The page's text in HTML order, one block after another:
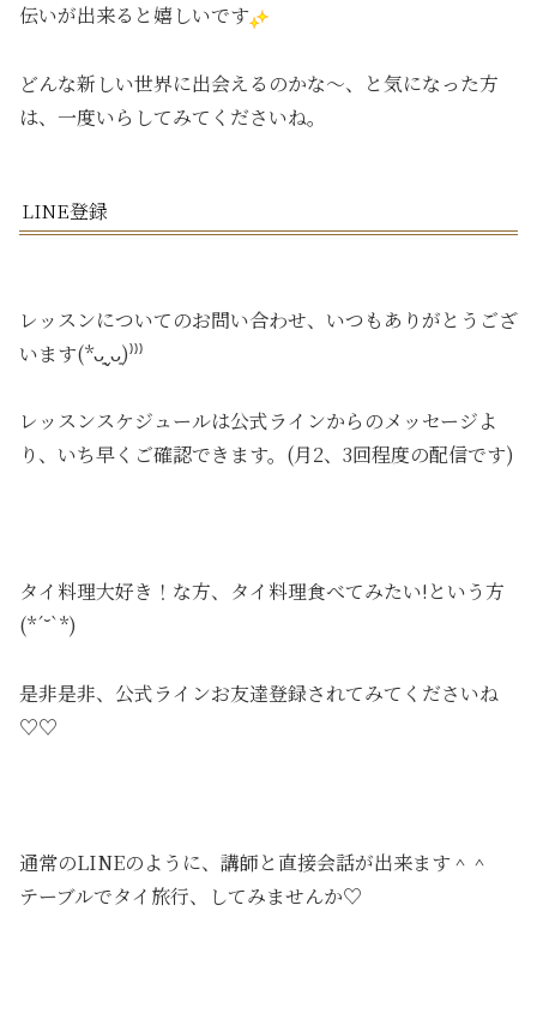
伝いが出来ると嬉しいです
どんな新しい世界に出会えるのかな～、と気になった方
は、一度いらしてみてくださいね。
LINE登録
レッスンについてのお問い合わせ、いつもありがとうござ
います(*ᴗ͈ˬᴗ͈)⁾⁾⁾
レッスンスケジュールは公式ラインからのメッセージよ
り、いち早くご確認できます。(月2、3回程度の配信です)
タイ料理大好き！な方、タイ料理食べてみたい!という方
(*´˘`*)
是非是非、公式ラインお友達登録されてみてくださいね
♡♡
通常のLINEのように、講師と直接会話が出来ます＾＾
テーブルでタイ旅行、してみませんか♡